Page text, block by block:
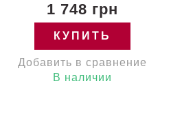
1 748 грн
КУПИТЬ
Добавить в сравнение
В наличии